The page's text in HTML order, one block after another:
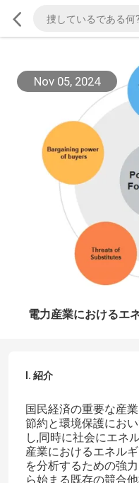
Nov 05, 2024
電力産業におけるエ
I. 紹介
国民経済の重要な産
節約と環境保護にお
し,同時に社会にエネ
産業におけるエネル
を分析するための強
ら始まる既存の競合